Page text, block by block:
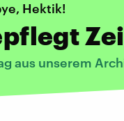
Hektik!
aus unserem